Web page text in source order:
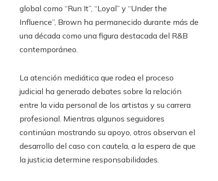
global como “Run It”, “Loyal” y “Under the
Influence”, Brown ha permanecido durante más de
una década como una figura destacada del R&B
contemporáneo.
La atención mediática que rodea el proceso
judicial ha generado debates sobre la relación
entre la vida personal de los artistas y su carrera
profesional. Mientras algunos seguidores
continúan mostrando su apoyo, otros observan el
desarrollo del caso con cautela, a la espera de que
la justicia determine responsabilidades.